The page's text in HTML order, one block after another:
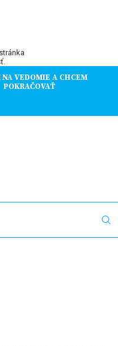
NA VEDOMIE A CHCEM
POKRAČOVAŤ